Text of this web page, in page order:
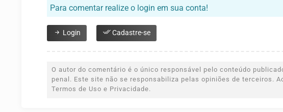
Para comentar realize o login em sua conta!
Login Cadastre-se
O autor do comentário é o único responsável pelo conteúdo
penal. Este site não se responsabiliza pelas opiniões de terceiros.
Termos de Uso e Privacidade.